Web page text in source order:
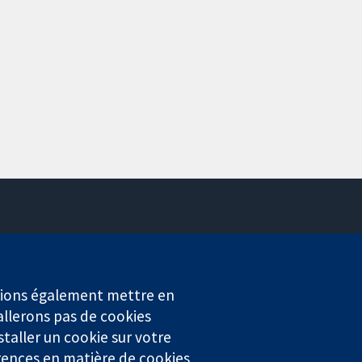
Service de presse
Qui sommes-nous
Offres d'emploi
Cochrane Library
également mettre en
pas de cookies
un cookie sur votre
en matière de cookies